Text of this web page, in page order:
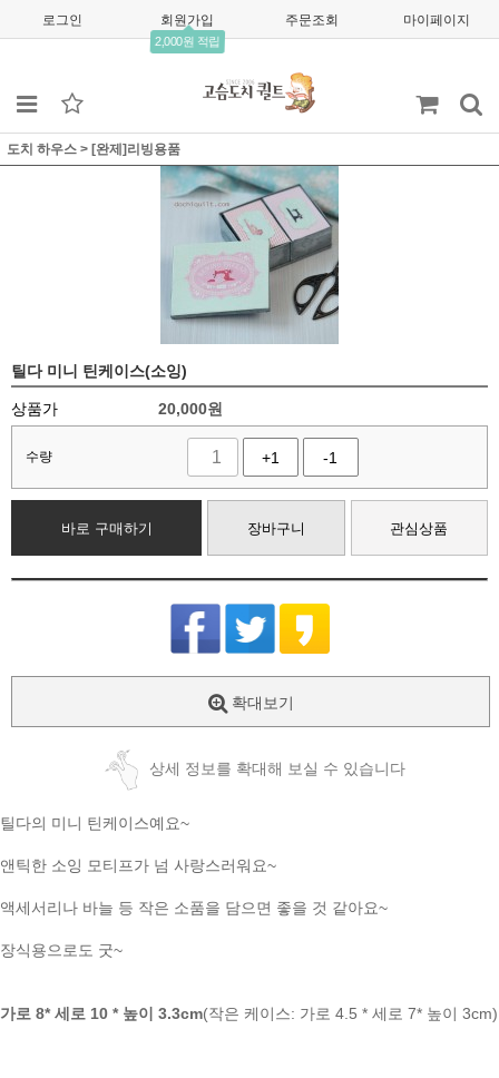
로그인 회원가입
2,000원 적립
주문조회 마이페이지
도치 하우스 > [완제]리빙용품
틸다 미니 틴케이스(소잉)
상품가 20,000원
수량 +1 -1
바로 구매하기 장바구니 관심상품
확대보기
상세 정보를 확대해 보실 수 있습니다
틸다의 미니 틴케이스예요~
앤틱한 소잉 모티프가 넘 사랑스러워요~
액세서리나 바늘 등 작은 소품을 담으면 좋을 것 같아요~
장식용으로도 굿~
가로 8* 세로 10 * 높이 3.3cm(작은 케이스: 가로 4.5 * 세로 7* 높이 3cm)